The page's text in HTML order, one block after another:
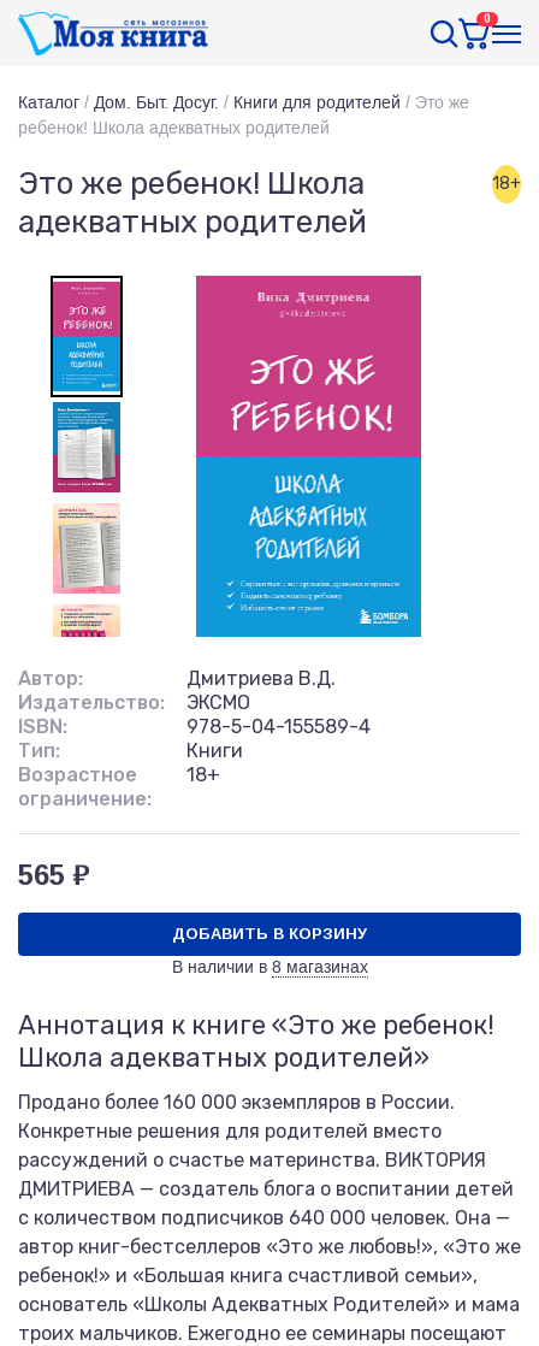
0
Каталог / Дом. Быт. Досуг. / Книги для родителей / Это же
ребенок! Школа адекватных родителей
Это же ребенок! Школа
адекватных родителей
18+
Автор:
Дмитриева В.Д.
Издательство:
ЭКСМО
ISBN:
978-5-04-155589-4
Тип:
Книги
Возрастное
ограничение:
18+
565 ₽
ДОБАВИТЬ В КОРЗИНУ
В наличии в 8 магазинах
Аннотация к книге «Это же ребенок!
Школа адекватных родителей»
Продано более 160 000 экземпляров в России.
Конкретные решения для родителей вместо
рассуждений о счастье материнства. ВИКТОРИЯ
ДМИТРИЕВА — создатель блога о воспитании детей
с количеством подписчиков 640 000 человек. Она —
автор книг-бестселлеров «Это же любовь!», «Это же
ребенок!» и «Большая книга счастливой семьи»,
основатель «Школы Адекватных Родителей» и мама
троих мальчиков. Ежегодно ее семинары посещают